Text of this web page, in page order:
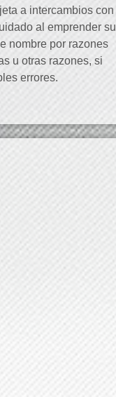
a intercambios con
al emprender su
nombre por razones
u otras razones, si
errores.